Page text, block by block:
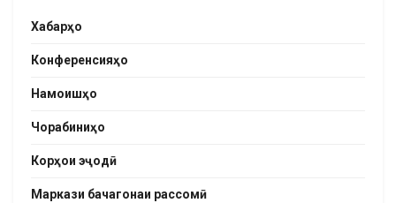
Хабарҳо
Конференсияҳо
Намоишҳо
Чорабиниҳо
Корҳои эҷодӣ
Маркази бачагонаи рассомӣ